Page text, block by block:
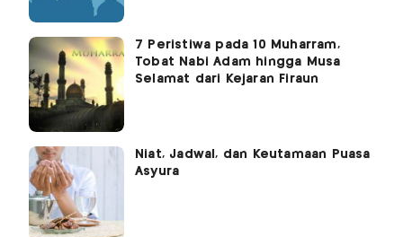
7 Peristiwa pada 10 Muharram,
Tobat Nabi Adam hingga Musa
Selamat dari Kejaran Firaun
Niat, Jadwal, dan Keutamaan Puasa
Asyura